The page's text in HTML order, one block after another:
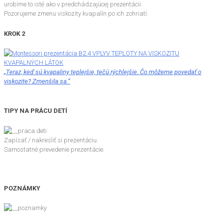
urobíme to isté ako v predchádzajúcej prezentácii.
Pozorujeme zmenu viskozity kvapalín po ich zohriatí.
KROK 2
„Teraz, keď sú kvapaliny teplejšie, tečú rýchlejšie. Čo môžeme povedať o
viskozite? Zmenšila sa.“
TIPY NA PRÁCU DETÍ
Zapísať / nakresliť si prezentáciu.
Samostatné prevedenie prezentácie.
POZNÁMKY